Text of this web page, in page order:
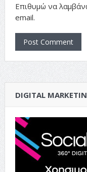
Επιθυμώ να
email.
DIGITAL